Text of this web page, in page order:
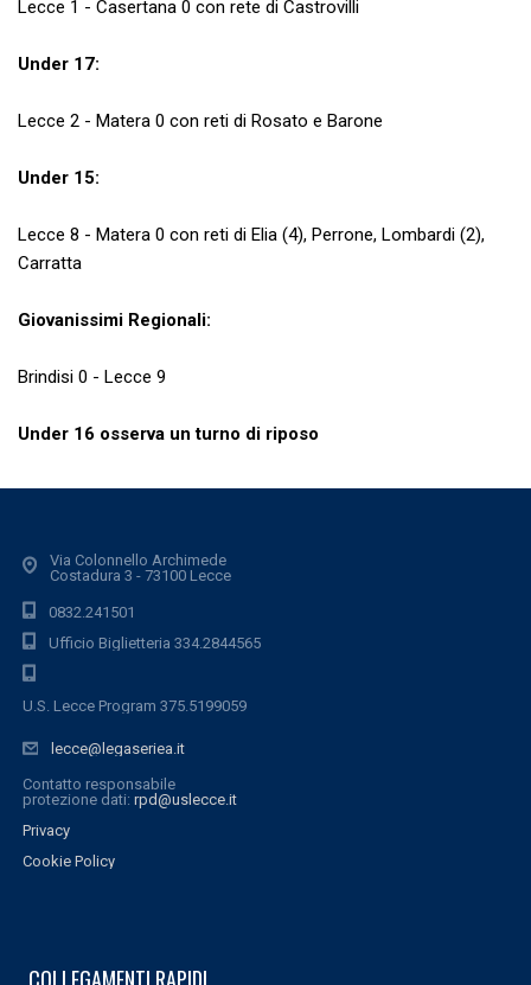
Lecce 1 - Casertana 0 con rete di Castrovilli
Under 17:
Lecce 2 - Matera 0 con reti di Rosato e Barone
Under 15:
Lecce 8 - Matera 0 con reti di Elia (4), Perrone, Lombardi (2),
Carratta
Giovanissimi Regionali:
Brindisi 0 - Lecce 9
Under 16 osserva un turno di riposo
Via Colonnello Archimede
Costadura 3 - 73100 Lecce
0832.241501
Ufficio Biglietteria 334.2844565
U.S. Lecce Program 375.5199059
lecce@legaseriea.it
Contatto responsabile
protezione dati: rpd@uslecce.it
Privacy
Cookie Policy